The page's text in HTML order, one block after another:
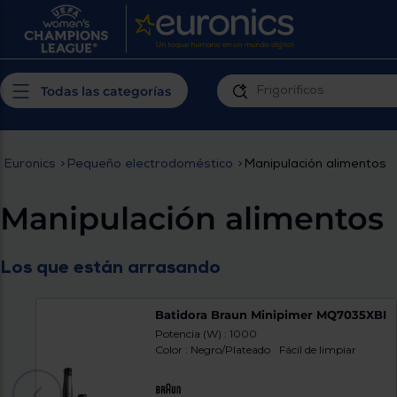
Personaliza tu
ti y con mejor plazo de entrega
Todas las categorías
Euronics > Pequeño electrodoméstico > Manipulación alimentos
Manipulación alimentos
Los que están arrasando
Batidora Braun Minipimer MQ7035XBI
Potencia (W) : 1000
Color : Negro/Plateado
Fácil de limpiar